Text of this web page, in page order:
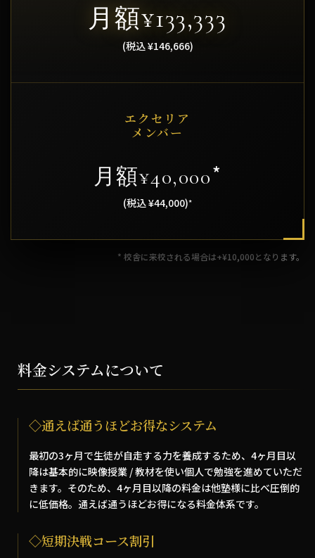
月額¥133,333
(税込 ¥146,666)
エクセリア
メンバー
月額¥40,000*
(税込 ¥44,000)*
* 校舎に来校される場合は+¥10,000となります。
料金システムについて
◇通えば通うほどお得なシステム
最初の3ヶ月で生徒が自走する力を養成するため、4ヶ月目以
降は基本的に映像授業 / 教材を使い個人で勉強を進めていただ
きます。そのため、4ヶ月目以降の料金は他塾様に比べ圧倒的
に低価格。通えば通うほどお得になる料金体系です。
◇短期決戦コース割引